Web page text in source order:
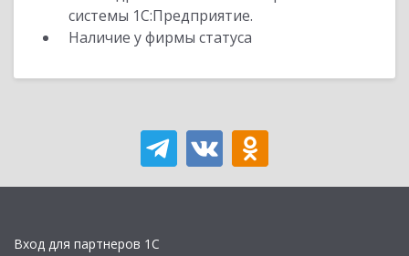
системы 1С:Предприятие.
Наличие у фирмы статуса
Вход для партнеров 1С